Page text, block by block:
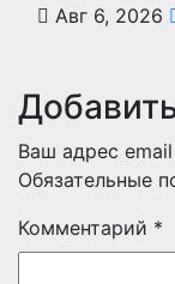
Авг 6, 2026
Ваш адрес
Обязательные
Комментарий *